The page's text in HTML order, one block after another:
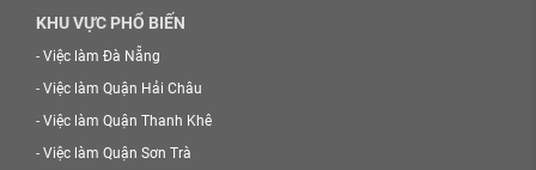
KHU VỰC PHỔ BIẾN
- Việc làm Đà Nẵng
- Việc làm Quận Hải Châu
- Việc làm Quận Thanh Khê
- Việc làm Quận Sơn Trà